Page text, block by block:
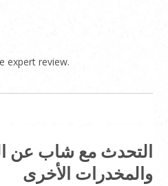
expert review.
التحدث مع شاب عن
والمخدرات الأخرى